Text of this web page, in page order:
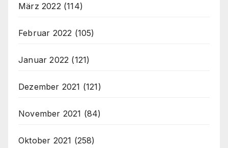
März 2022 (114)
Februar 2022 (105)
Januar 2022 (121)
Dezember 2021 (121)
November 2021 (84)
Oktober 2021 (258)